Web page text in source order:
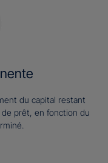
du capital restant
prêt, en fonction du